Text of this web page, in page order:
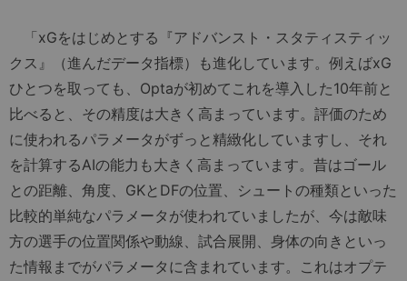
「xGをはじめとする『アドバンスト・スタティスティッ
クス』（進んだデータ指標）も進化しています。例えばxG
ひとつを取っても、Optaが初めてこれを導入した10年前と
比べると、その精度は大きく高まっています。評価のため
に使われるパラメータがずっと精緻化していますし、それ
を計算するAIの能力も大きく高まっています。昔はゴール
との距離、角度、GKとDFの位置、シュートの種類といった
比較的単純なパラメータが使われていましたが、今は敵味
方の選手の位置関係や動線、試合展開、身体の向きといっ
た情報までがパラメータに含まれています。これはオプテ